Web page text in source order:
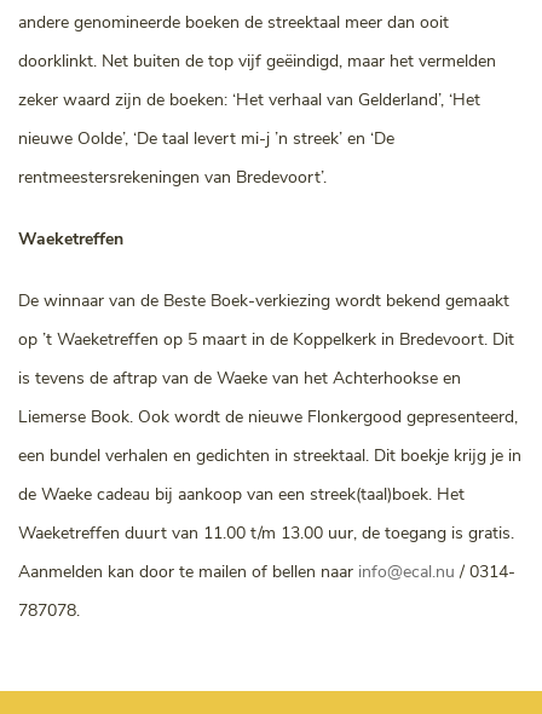
andere genomineerde boeken de streektaal meer dan ooit
doorklinkt. Net buiten de top vijf geëindigd, maar het vermelden
zeker waard zijn de boeken: ‘Het verhaal van Gelderland’, ‘Het
nieuwe Oolde’, ‘De taal levert mi-j ’n streek’ en ‘De
rentmeestersrekeningen van Bredevoort’.
Waeketreffen
De winnaar van de Beste Boek-verkiezing wordt bekend gemaakt
op ’t Waeketreffen op 5 maart in de Koppelkerk in Bredevoort. Dit
is tevens de aftrap van de Waeke van het Achterhookse en
Liemerse Book. Ook wordt de nieuwe Flonkergood gepresenteerd,
een bundel verhalen en gedichten in streektaal. Dit boekje krijg je in
de Waeke cadeau bij aankoop van een streek(taal)boek. Het
Waeketreffen duurt van 11.00 t/m 13.00 uur, de toegang is gratis.
Aanmelden kan door te mailen of bellen naar info@ecal.nu / 0314-
787078.